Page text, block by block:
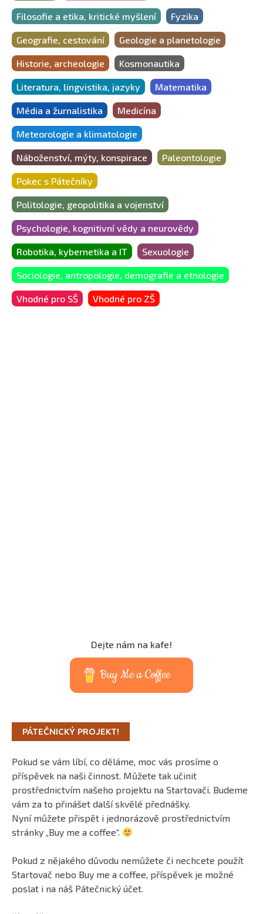
Filosofie a etika, kritické myšlení Fyzika
Geografie, cestování Geologie a planetologie
Historie, archeologie Kosmonautika
Literatura, lingvistika, jazyky Matematika
Média a žurnalistika Medicína
Meteorologie a klimatologie
Náboženství, mýty, konspirace Paleontologie
Pokec s Pátečníky
Politologie, geopolitika a vojenství
Psychologie, kognitivní vědy a neurovědy
Robotika, kybernetika a IT Sexuologie
Sociologie, antropologie, demografie a etnologie
Vhodné pro SŠ Vhodné pro ZŠ
Dejte nám na kafe!
Buy Me a Coffee
PÁTEČNICKÝ PROJEKT!
Pokud se vám líbí, co děláme, moc vás prosíme o
příspěvek na naši činnost. Můžete tak učinit
prostřednictvím našeho projektu na Startovači. Budeme
vám za to přinášet další skvělé přednášky.
Nyní můžete přispět i jednorázově prostřednictvím
stránky „Buy me a coffee“.
Pokud z nějakého důvodu nemůžete či nechcete použít
Startovač nebo Buy me a coffee, příspěvek je možné
poslat i na náš Pátečnický účet.